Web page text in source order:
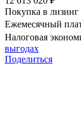
Покупка в лизинг
Ежемесячный
Налоговая
выгодах
Поделиться